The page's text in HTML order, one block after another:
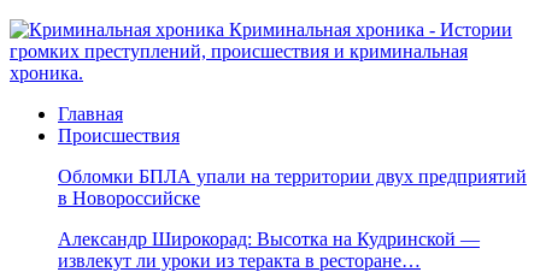
Криминальная хроника - Истории
громких преступлений, происшествия и криминальная
хроника.
Главная
Происшествия
Обломки БПЛА упали на территории двух предприятий
в Новороссийске
Александр Широкорад: Высотка на Кудринской —
извлекут ли уроки из теракта в ресторане…